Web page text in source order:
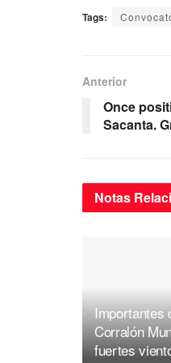
c
b
o
o
tt
Tags:
Anterior
Once
Sacanta.
Notas
Importantes
Corralón
fuertes